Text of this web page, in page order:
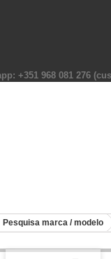
+351 968 081 276
Pesquisa marca / modelo